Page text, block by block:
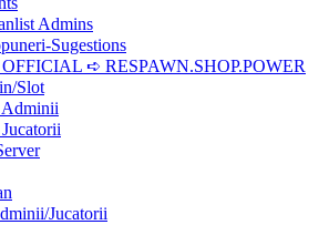
Admins
Sugestions
➪ RESPAWN.SHOP.POWER
Slot
Jucatorii